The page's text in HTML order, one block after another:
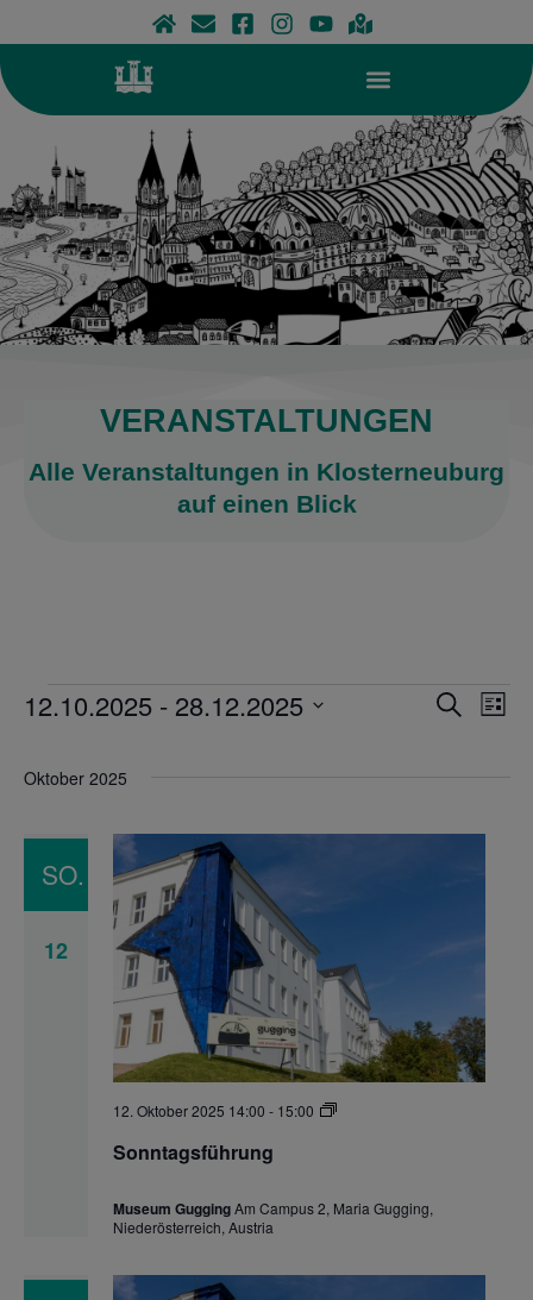
Inhalt
springen
VERANSTALTUNGEN
Alle Veranstaltungen in Klosterneuburg
auf einen Blick
VERANSTALTUNGEN Suche
Liste
12.10.2025 - 28.12.2025
wählen.
Oktober 2025
SO.
12
Sonntagsführung
12. Oktober 2025 14:00 - 15:00 Sonntagsführung
Museum GuggingAm Campus 2, Maria Gugging,
Niederösterreich, Austria